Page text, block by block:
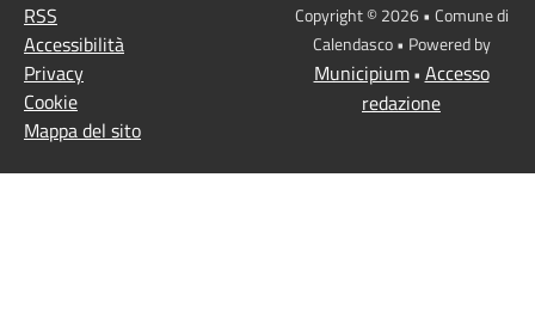
RSS
Accessibilità
Privacy
Cookie
Mappa del sito
Copyright © 2026 • Comune di
Calendasco • Powered by
Municipium• Accesso
redazione